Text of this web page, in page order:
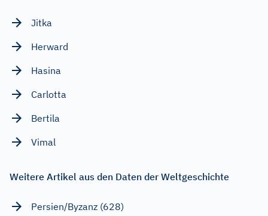
Jitka
Herward
Hasina
Carlotta
Bertila
Vimal
Weitere Artikel aus den Daten der Weltgeschichte
Persien/Byzanz (628)